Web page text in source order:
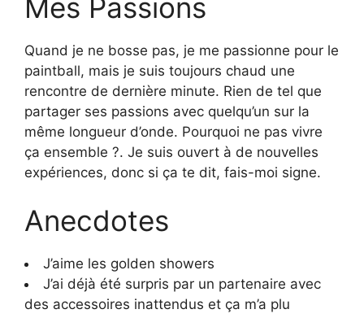
Mes Passions
Quand je ne bosse pas, je me passionne pour le
paintball, mais je suis toujours chaud une
rencontre de dernière minute. Rien de tel que
partager ses passions avec quelqu’un sur la
même longueur d’onde. Pourquoi ne pas vivre
ça ensemble ?. Je suis ouvert à de nouvelles
expériences, donc si ça te dit, fais-moi signe.
Anecdotes
J’aime les golden showers
J’ai déjà été surpris par un partenaire avec
des accessoires inattendus et ça m’a plu